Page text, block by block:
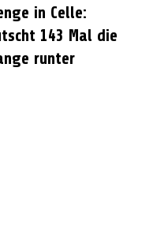
in Celle:
143 Mal die
runter